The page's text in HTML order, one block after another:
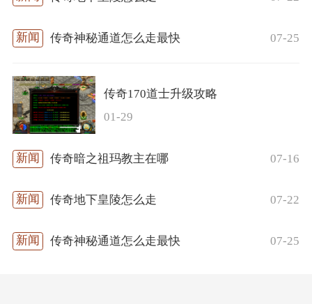
传奇神秘通道怎么走最快 07-25
传奇170道士升级攻略
01-29
传奇暗之祖玛教主在哪 07-16
传奇地下皇陵怎么走 07-22
传奇神秘通道怎么走最快 07-25